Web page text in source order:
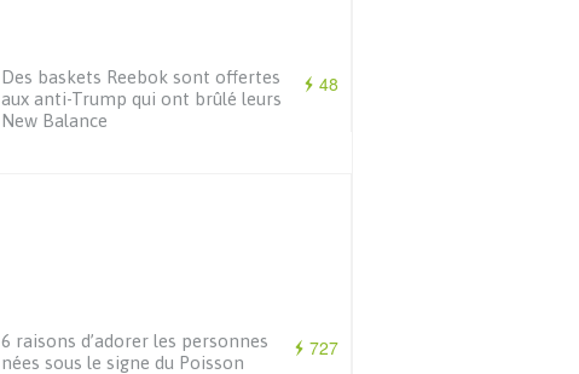
48
Des baskets Reebok sont offertes
aux anti-Trump qui ont brûlé leurs
New Balance
727
6 raisons d’adorer les personnes
nées sous le signe du Poisson